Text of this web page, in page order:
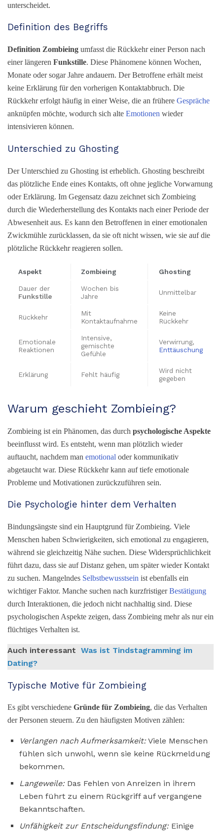
unterscheidet.
Definition des Begriffs
Definition Zombieing umfasst die Rückkehr einer Person nach
einer längeren Funkstille. Diese Phänomene können Wochen,
Monate oder sogar Jahre andauern. Der Betroffene erhält meist
keine Erklärung für den vorherigen Kontaktabbruch. Die
Rückkehr erfolgt häufig in einer Weise, die an frühere Gespräche
anknüpfen möchte, wodurch sich alte Emotionen wieder
intensivieren können.
Unterschied zu Ghosting
Der Unterschied zu Ghosting ist erheblich. Ghosting beschreibt
das plötzliche Ende eines Kontakts, oft ohne jegliche Vorwarnung
oder Erklärung. Im Gegensatz dazu zeichnet sich Zombieing
durch die Wiederherstellung des Kontakts nach einer Periode der
Abwesenheit aus. Es kann den Betroffenen in einer emotionalen
Zwickmühle zurücklassen, da sie oft nicht wissen, wie sie auf die
plötzliche Rückkehr reagieren sollen.
Aspekt Zombieing Ghosting
Dauer der
Funkstille
Wochen bis
Jahre
Unmittelbar
Rückkehr
Mit
Kontaktaufnahme
Keine
Rückkehr
Emotionale
Reaktionen
Intensive,
gemischte
Gefühle
Verwirrung,
Enttäuschung
Erklärung Fehlt häufig
Wird nicht
gegeben
Warum geschieht Zombieing?
Zombieing ist ein Phänomen, das durch psychologische Aspekte
beeinflusst wird. Es entsteht, wenn man plötzlich wieder
auftaucht, nachdem man emotional oder kommunikativ
abgetaucht war. Diese Rückkehr kann auf tiefe emotionale
Probleme und Motivationen zurückzuführen sein.
Die Psychologie hinter dem Verhalten
Bindungsängste sind ein Hauptgrund für Zombieing. Viele
Menschen haben Schwierigkeiten, sich emotional zu engagieren,
während sie gleichzeitig Nähe suchen. Diese Widersprüchlichkeit
führt dazu, dass sie auf Distanz gehen, um später wieder Kontakt
zu suchen. Mangelndes Selbstbewusstsein ist ebenfalls ein
wichtiger Faktor. Manche suchen nach kurzfristigerBestätigung
durch Interaktionen, die jedoch nicht nachhaltig sind. Diese
psychologischen Aspekte zeigen, dass Zombieing mehr als nur ein
flüchtiges Verhalten ist.
Auch interessant Was ist Tindstagramming im
Dating?
Typische Motive für Zombieing
Es gibt verschiedene Gründe für Zombieing, die das Verhalten
der Personen steuern. Zu den häufigsten Motiven zählen:
Verlangen nach Aufmerksamkeit:Viele Menschen
fühlen sich unwohl, wenn sie keine Rückmeldung
bekommen.
Langeweile:Das Fehlen von Anreizen in ihrem
Leben führt zu einem Rückgriff auf vergangene
Bekanntschaften.
Unfähigkeit zur Entscheidungsfindung:Einige